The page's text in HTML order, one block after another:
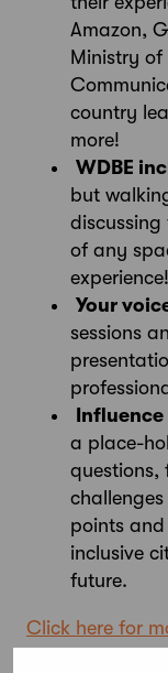
Amazon,
Ministry of
country
more!
WDBE
but
of any
experience!
Your
sessions
a place-
questions,
points
inclusive
future.
Click here for